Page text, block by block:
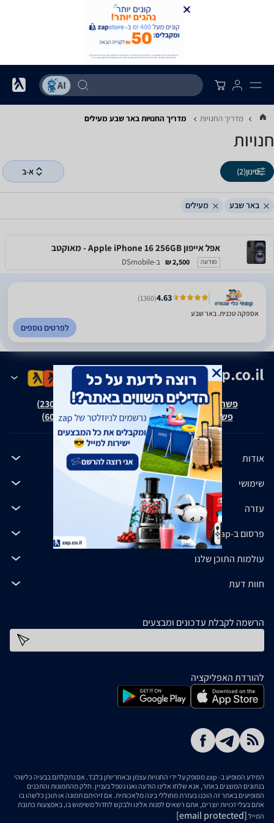
מדריך החנויות מדריך החנויות ‏באר שבע ‏מעילים
חנויות
סינון(2) א-ב
באר שבע מעילים
אפל אייפון Apple iPhone 16 256GB - מאוקטב
מודעה 2,500 ₪ ב-DSmobile
4.63
(1360)
אספקה טכנית. באר שבע
לפרטים נוספים
פשרה בת"צ אבנצ'יק נ' זאפ גרופ (ת"צ 23008-08-20)
פשרה בת"צ כהנים נ' זאפ גרופ (ת"צ 60371-12-19)
אודות
שימושי
עזרה
פרסום ב-zap
עולמות התוכן שלנו
חוות דעת
הרשמה לקבלת עדכונים ומבצעים
להורדת האפליקציה
המידע המופיע ב- zap מסופק על ידי החנויות עצמן ובאחריותן בלבד. אם נתקלתם בבעיה כלשהי
בנתונים המוצגים באתר, אנא שלחו אלינו הודעה ואנו נטפל בעניין. חלק מהתמונות והתכנים
המופיעים באתר זה הוכנו בעזרת מחוללי בינה מלאכותית. אם זיהיתם תמונה או תוכן כלשהו בו
אתם בעלי זכויות יוצרים, אתם רשאים לפנות אלינו ולבקש לחדול משימוש בו, באמצעות כתובת
המייל [email protected]